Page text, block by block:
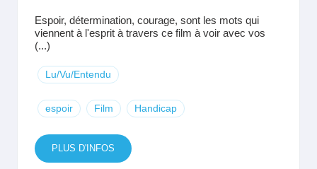
Espoir, détermination, courage, sont les mots qui
viennent à l'esprit à travers ce film à voir avec vos
(...)
Lu/Vu/Entendu
espoir Film Handicap
PLUS D'INFOS